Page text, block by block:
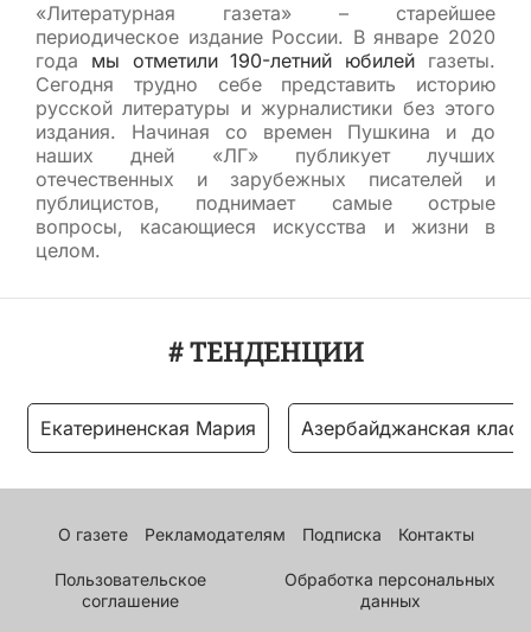
«Литературная газета» – старейшее
периодическое издание России. В январе 2020
года мы отметили 190-летний юбилей газеты.
Сегодня трудно себе представить историю
русской литературы и журналистики без этого
издания. Начиная со времен Пушкина и до
наших дней «ЛГ» публикует лучших
отечественных и зарубежных писателей и
публицистов, поднимает самые острые
вопросы, касающиеся искусства и жизни в
целом.
# ТЕНДЕНЦИИ
Екатериненская Мария Азербайджанская
О газете Рекламодателям Подписка Контакты
Пользовательское
соглашение
Обработка персональных
данных